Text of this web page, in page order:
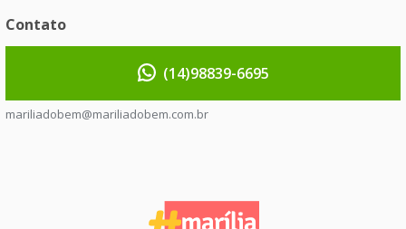
Contato
(14)98839-6695
mariliadobem@mariliadobem.com.br